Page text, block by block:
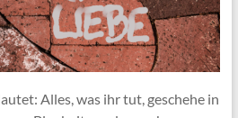
Alles, was ihr tut, geschehe in